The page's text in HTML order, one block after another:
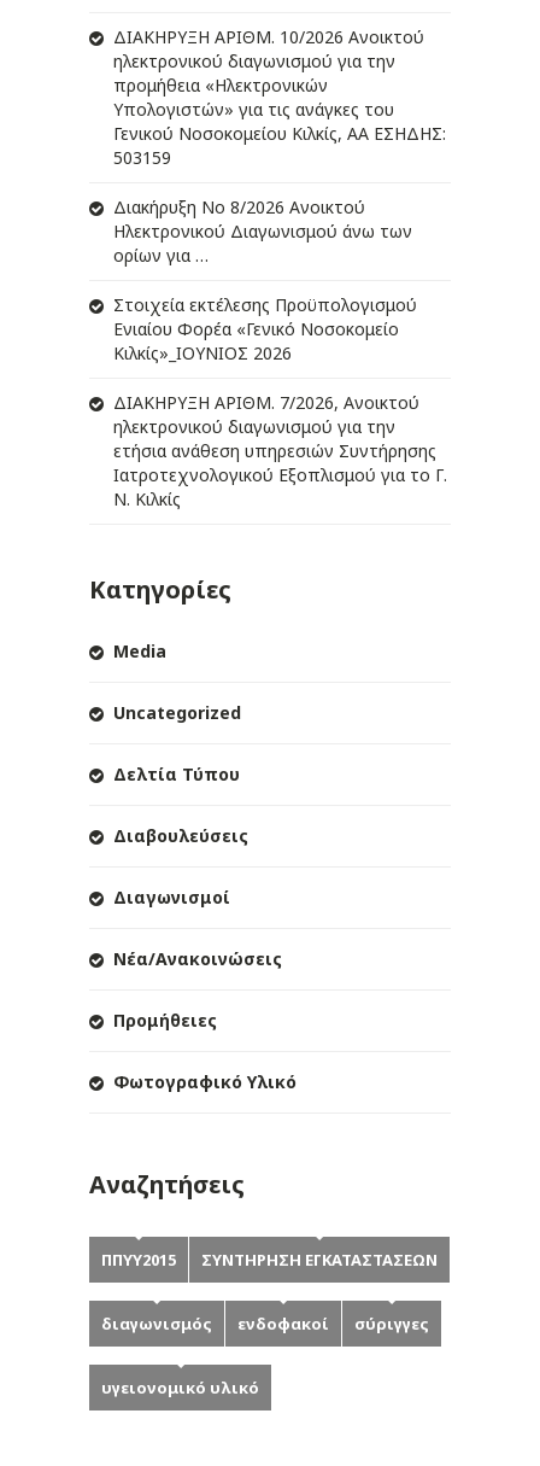
ΔIΑΚΗΡΥΞΗ ΑΡIΘΜ. 10/2026 Ανοικτού
ηλεκτρονικού διαγωνισμού για την
προμήθεια «Ηλεκτρονικών
Υπολογιστών» για τις ανάγκες του
Γενικού Νοσοκομείου Κιλκίς, ΑΑ ΕΣΗΔΗΣ:
503159
Διακήρυξη Νο 8/2026 Ανοικτού
Ηλεκτρονικού Διαγωνισμού άνω των
ορίων για …
Στοιχεία εκτέλεσης Προϋπολογισμού
Ενιαίου Φορέα «Γενικό Νοσοκομείο
Κιλκίς»_ΙΟΥΝΙΟΣ 2026
ΔIΑΚΗΡΥΞΗ ΑΡIΘΜ. 7/2026, Ανοικτού
ηλεκτρονικού διαγωνισμού για την
ετήσια ανάθεση υπηρεσιών Συντήρησης
Ιατροτεχνολογικού Εξοπλισμού για το Γ.
Ν. Κιλκίς
Κατηγορίες
Media
Uncategorized
Δελτία Τύπου
Διαβουλεύσεις
Διαγωνισμοί
Νέα/Ανακοινώσεις
Προμήθειες
Φωτογραφικό Υλικό
Αναζητήσεις
ΠΠΥΥ2015 ΣΥΝΤΗΡΗΣΗ ΕΓΚΑΤΑΣΤΑΣΕΩΝ
διαγωνισμός ενδοφακοί σύριγγες
υγειονομικό υλικό